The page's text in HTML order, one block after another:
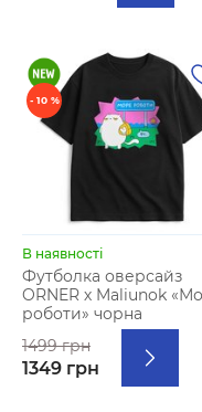
- 10 %
В наявності
Футболка оверсайз
ORNER х Maliunok
роботи» чорна
1499 грн
1349 грн